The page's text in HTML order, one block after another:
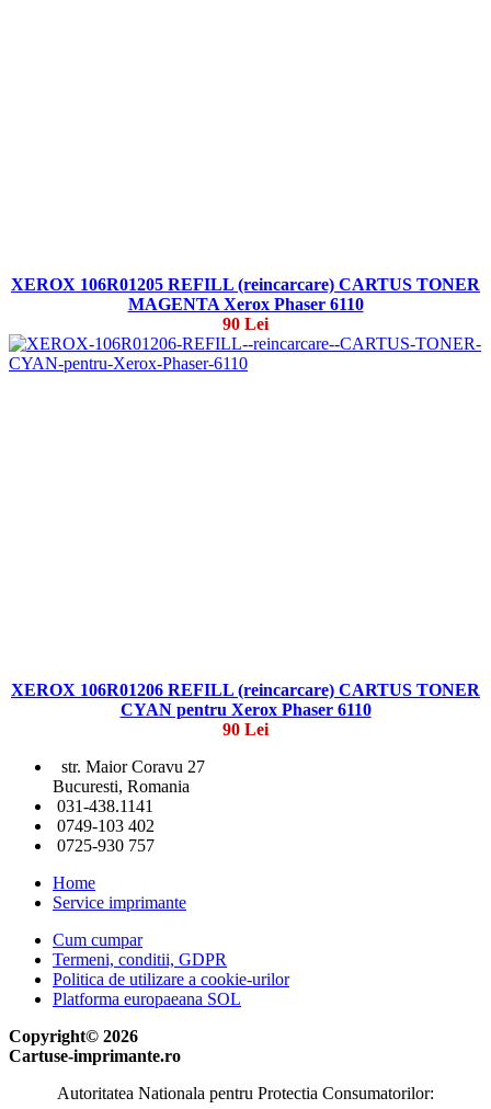
XEROX 106R01205 REFILL (reincarcare) CARTUS TONER
MAGENTA Xerox Phaser 6110
90 Lei
XEROX 106R01206 REFILL (reincarcare) CARTUS TONER
CYAN pentru Xerox Phaser 6110
90 Lei
str. Maior Coravu 27
Bucuresti, Romania
031-438.1141
0749-103 402
0725-930 757
Home
Service imprimante
Cum cumpar
Termeni, conditii, GDPR
Politica de utilizare a cookie-urilor
Platforma europaeana SOL
Copyright© 2026
Cartuse-imprimante.ro
Autoritatea Nationala pentru Protectia Consumatorilor: